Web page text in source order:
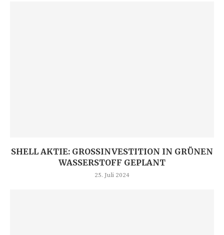
SHELL AKTIE: GROSSINVESTITION IN GRÜNEN W
ASSERSTOFF GEPLANT
25. Juli 2024